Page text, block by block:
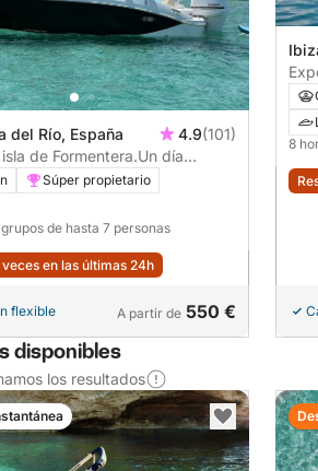
del Río, España 4.9(101)
de Formentera.Un día
sol en lancha a motor.
Súper propietario
grupos de hasta 7 personas
en las últimas 24h
flexible A partir de 550 €
8
disponibles
los resultados